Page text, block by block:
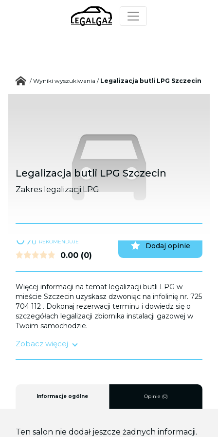
/Wyniki wyszukiwania / Legalizacja butli LPG Szczecin
Legalizacja butli LPG Szczecin
Zakres legalizacji:LPG
0% REKOMENDUJE
0.00 (0)
Dodaj opinie
Więcej informacji na temat legalizacji butli LPG w
mieście Szczecin uzyskasz dzwoniąc na infolinię nr. 725
704 112 . Dokonaj rezerwacji terminu i dowiedz się o
szczegółach legalizacji zbiornika instalacji gazowej w
Twoim samochodzie.
Legalizacji zbiornika LPG należy dokonać:
c) Po sprowadzeniu samochodu z zagranicy.
W Zachodniopomorskiem warto zainwestować czas w
Zobacz więcej
Informacje ogólne Opinie (0)
Ten salon nie dodał jeszcze żadnych informacji.